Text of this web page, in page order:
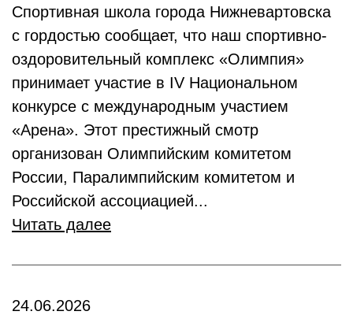
Спортивная школа города Нижневартовска
с гордостью сообщает, что наш спортивно-
оздоровительный комплекс «Олимпия»
принимает участие в IV Национальном
конкурсе с международным участием
«Арена». Этот престижный смотр
организован Олимпийским комитетом
России, Паралимпийским комитетом и
Российской ассоциацией...
Читать далее
24.06.2026